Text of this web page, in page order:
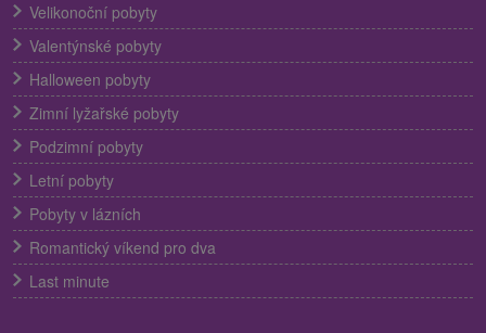
Velikonoční pobyty
Valentýnské pobyty
Halloween pobyty
Zimní lyžařské pobyty
Podzimní pobyty
Letní pobyty
Pobyty v lázních
Romantický víkend pro dva
Last minute